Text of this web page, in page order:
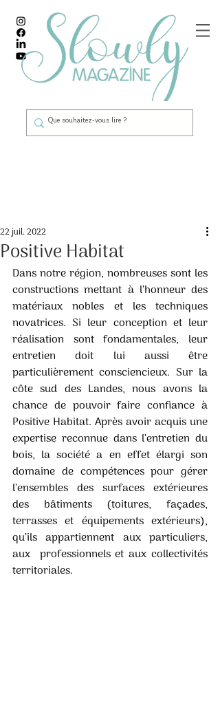
Positive Habitat
22 juil. 2022
Dans notre région, nombreuses sont les
constructions mettant à l’honneur des
matériaux nobles et les techniques
novatrices. Si leur conception et leur
réalisation sont fondamentales, leur
entretien doit lui aussi être
particulièrement consciencieux. Sur la
côte sud des Landes, nous avons la
chance de pouvoir faire confiance à
Positive Habitat. Après avoir acquis une
expertise reconnue dans l’entretien du
bois, la société a en effet élargi son
domaine de compétences pour gérer
l’ensembles des surfaces extérieures
des  bâtiments  (toitures,  façades,
terrasses  et  équipements  extérieurs),
qu’ils  appartiennent  aux  particuliers,
aux  professionnels et aux collectivités
territoriales.